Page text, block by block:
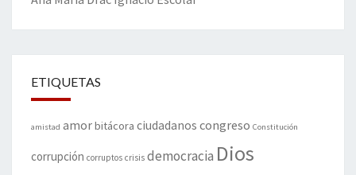
ETIQUETAS
amistad amorbitácora ciudadanos congreso Constitución
corrupción corruptos crisis democracia Dios